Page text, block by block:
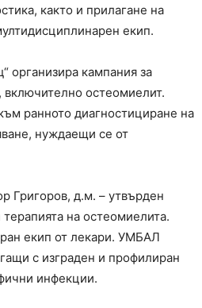
както и прилагане на
екип.
кампания за
включително остеомиелит.
ранното диагностициране на
нуждаещи се от
Григоров, д.м. – утвърден
на остеомиелита.
екип от лекари. УМБАЛ
с изграден и профилиран
инфекции.